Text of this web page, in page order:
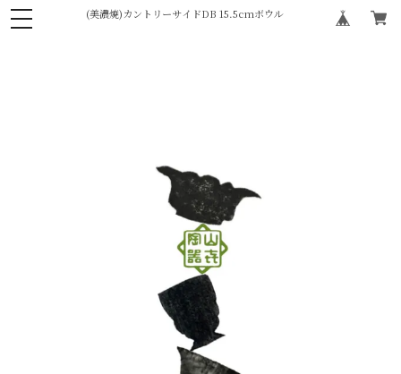
(美濃焼)カントリーサイドDB 15.5cmボウル